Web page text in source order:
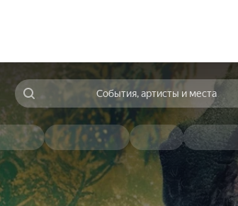
События, артисты и места